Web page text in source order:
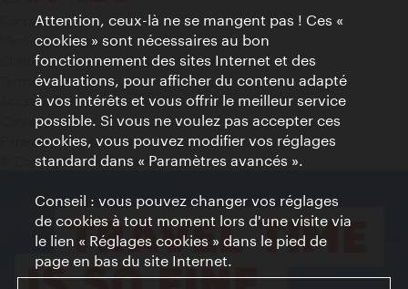
Contact
Mentions obligatoires
Charte sur le respect de la vie privée
Terms of Use
Accessibilité
Contact presse
Paramètres de cookies
© Copyright WienTourismus
Attention, ceux-là ne se mangent pas ! Ces «
cookies » sont nécessaires au bon
fonctionnement des sites Internet et des
évaluations, pour afficher du contenu adapté
à vos intérêts et vous offrir le meilleur service
possible. Si vous ne voulez pas accepter ces
cookies, vous pouvez modifier vos réglages
standard dans « Paramètres avancés ».
Conseil : vous pouvez changer vos réglages
de cookies à tout moment lors d'une visite via
le lien « Réglages cookies » dans le pied de
page en bas du site Internet.